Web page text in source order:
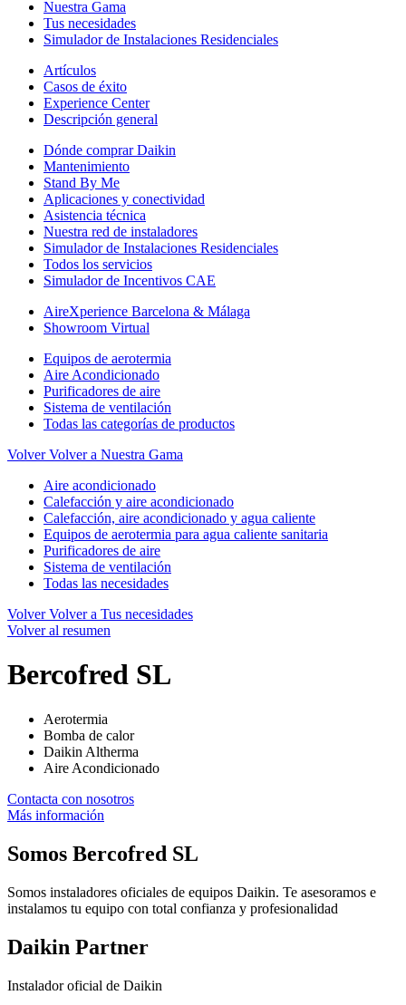
Nuestra Gama
Tus necesidades
Simulador de Instalaciones Residenciales
Artículos
Casos de éxito
Experience Center
Descripción general
Dónde comprar Daikin
Mantenimiento
Stand By Me
Aplicaciones y conectividad
Asistencia técnica
Nuestra red de instaladores
Simulador de Instalaciones Residenciales
Todos los servicios
Simulador de Incentivos CAE
AireXperience Barcelona & Málaga
Showroom Virtual
Equipos de aerotermia
Aire Acondicionado
Purificadores de aire
Sistema de ventilación
Todas las categorías de productos
Volver Volver a Nuestra Gama
Aire acondicionado
Calefacción y aire acondicionado
Calefacción, aire acondicionado y agua caliente
Equipos de aerotermia para agua caliente sanitaria
Purificadores de aire
Sistema de ventilación
Todas las necesidades
Volver Volver a Tus necesidades
Volver al resumen
Bercofred SL
Aerotermia
Bomba de calor
Daikin Altherma
Aire Acondicionado
Contacta con nosotros
Más información
Somos Bercofred SL
Somos instaladores oficiales de equipos Daikin. Te asesoramos e
instalamos tu equipo con total confianza y profesionalidad
Daikin Partner
Instalador oficial de Daikin